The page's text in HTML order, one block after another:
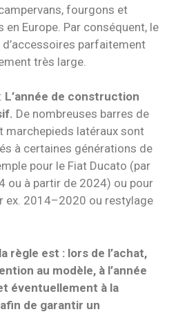
fourgons et
Europe. Par conséquent, le
parfaitement
très large.
L’année de construction
De nombreuses barres de
marchepieds latéraux sont
à certaines générations de
pour le Fiat Ducato (par
ou à partir de 2024) ou pour
ex. 2014–2020 ou restylage
règle est : lors de l’achat,
au modèle, à l’année
éventuellement à la
de garantir un